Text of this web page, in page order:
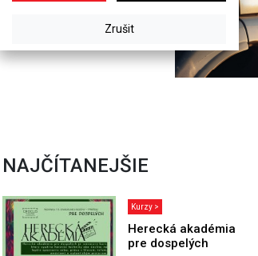
NAJČÍTANEJŠIE
Kurzy >
Herecká akadémia
pre dospelých